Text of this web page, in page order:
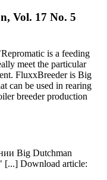
Vol. 17 No. 5
is a feeding
meet the particular
FluxxBreeder is Big
can be used in rearing
breeder production
Big Dutchman
[...] Download article: